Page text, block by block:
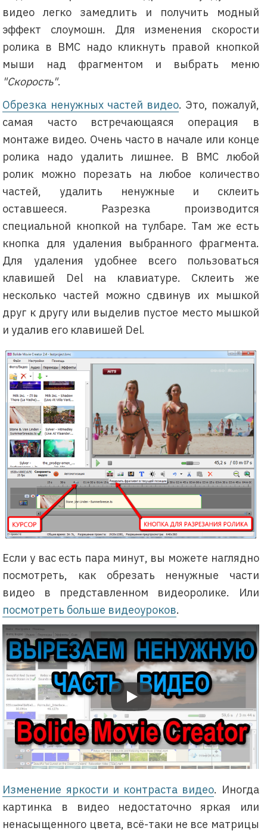
видео легко замедлить и получить модный
эффект слоумошн. Для изменения скорости
ролика в BMC надо кликнуть правой кнопкой
мыши над фрагментом и выбрать меню
"Скорость".
Обрезка ненужных частей видео. Это, пожалуй,
самая часто встречающаяся операция в
монтаже видео. Очень часто в начале или конце
ролика надо удалить лишнее. В BMC любой
ролик можно порезать на любое количество
частей, удалить ненужные и склеить
оставшееся. Разрезка производится
специальной кнопкой на тулбаре. Там же есть
кнопка для удаления выбранного фрагмента.
Для удаления удобнее всего пользоваться
клавишей Del на клавиатуре. Склеить же
несколько частей можно сдвинув их мышкой
друг к другу или выделив пустое место мышкой
и удалив его клавишей Del.
Если у вас есть пара минут, вы можете наглядно
посмотреть, как обрезать ненужные части
видео в представленном видеоролике. Или
посмотреть больше видеоуроков.
Bolide Movie Creator: Как вырезать
Изменение яркости и контраста видео. Иногда
картинка в видео недостаточно яркая или
ненасыщенного цвета, всё-таки не все матрицы